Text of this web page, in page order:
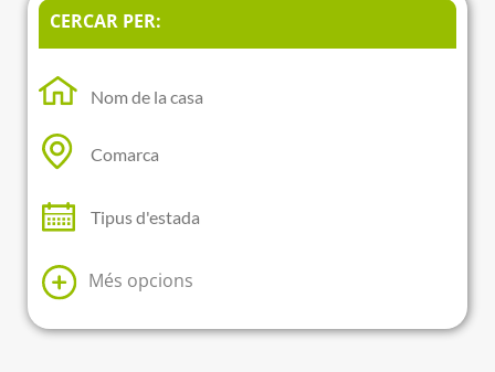
CERCAR PER:
Més opcions